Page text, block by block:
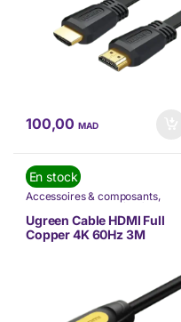
100,00MAD
En stock
Accessoires & composants,
Accessoires Mobilité
Informatique,Nos Marques,
TÉLÉPHONIE,Ugreen
Ugreen Cable HDMI Full
Copper 4K 60Hz 3M